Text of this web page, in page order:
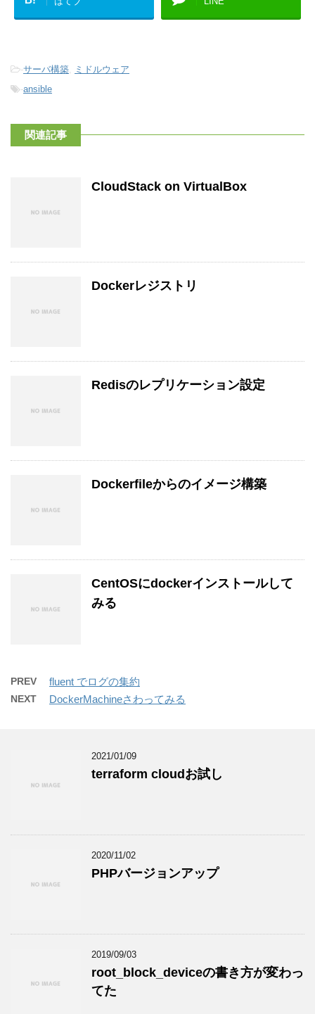
-サーバ構築, ミドルウェア
-ansible
関連記事
CloudStack on VirtualBox
Dockerレジストリ
Redisのレプリケーション設定
Dockerfileからのイメージ構築
CentOSにdockerインストールして
みる
PREV fluent でログの集約
NEXT DockerMachineさわってみる
2021/01/09
terraform cloudお試し
2020/11/02
PHPバージョンアップ
2019/09/03
root_block_deviceの書き方が変わっ
てた